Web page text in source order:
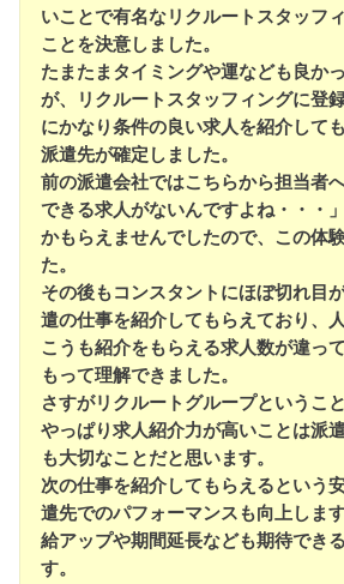
いことで有名なリクルートスタッフ
ことを決意しました。
たまたまタイミングや運なども良か
が、リクルートスタッフィングに登
にかなり条件の良い求人を紹介して
派遣先が確定しました。
前の派遣会社ではこちらから担当者
できる求人がないんですよね・・・
かもらえませんでしたので、この体
た。
その後もコンスタントにほぼ切れ目
遣の仕事を紹介してもらえており、
こうも紹介をもらえる求人数が違っ
もって理解できました。
さすがリクルートグループというこ
やっぱり求人紹介力が高いことは派
も大切なことだと思います。
次の仕事を紹介してもらえるという
遣先でのパフォーマンスも向上しま
給アップや期間延長なども期待でき
す。